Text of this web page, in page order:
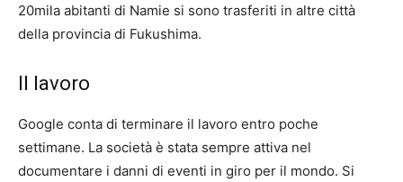
20mila abitanti di Namie si sono trasferiti in altre città
della provincia di Fukushima.
Il lavoro
Google conta di terminare il lavoro entro poche
settimane. La società è stata sempre attiva nel
documentare i danni di eventi in giro per il mondo. Si